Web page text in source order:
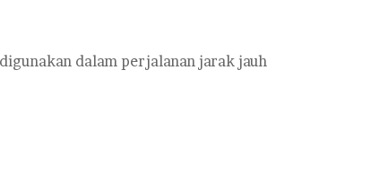
dalam perjalanan jarak jauh